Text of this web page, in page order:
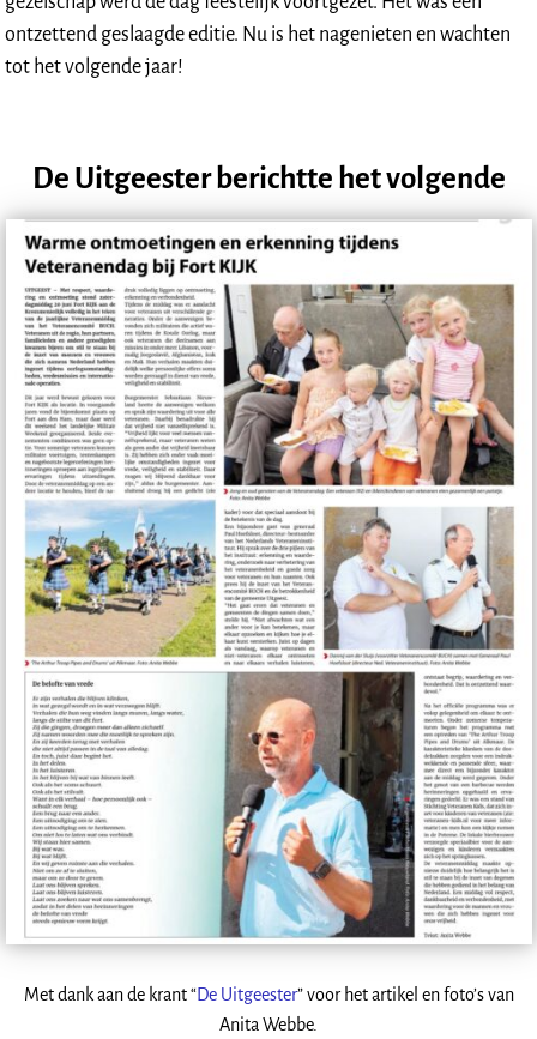
ontzettend geslaagde editie. Nu is het nagenieten en wachten
tot het volgende jaar!
De Uitgeester berichtte het volgende
Met dank aan de krant “De Uitgeester” voor het artikel en foto’s van
Anita Webbe.